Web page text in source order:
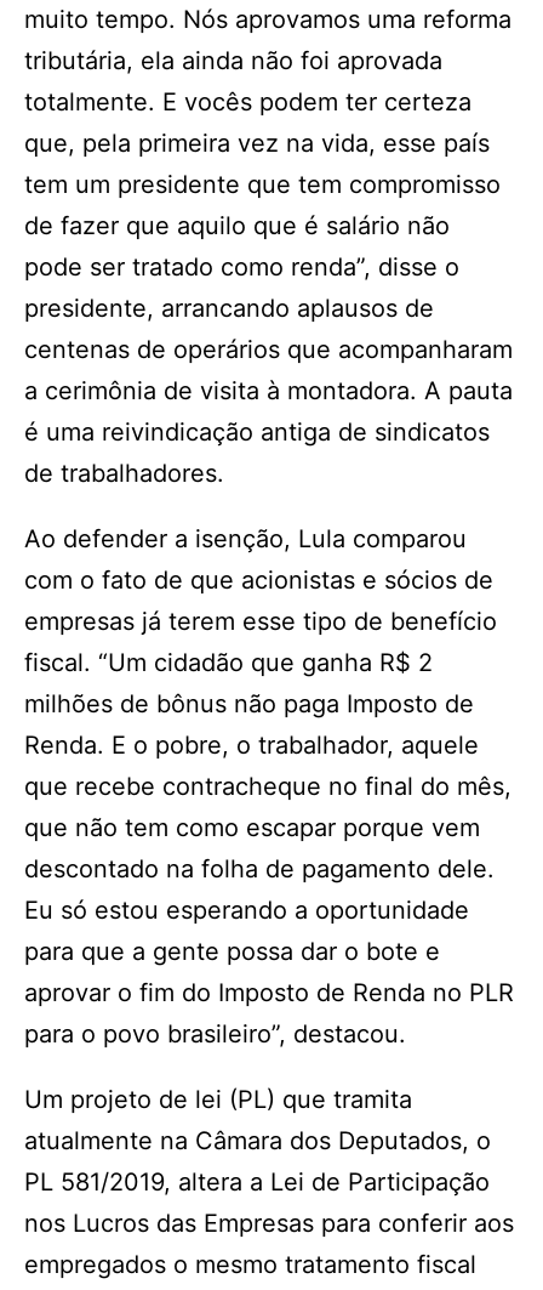
muito tempo. Nós aprovamos uma reforma
tributária, ela ainda não foi aprovada
totalmente. E vocês podem ter certeza
que, pela primeira vez na vida, esse país
tem um presidente que tem compromisso
de fazer que aquilo que é salário não
pode ser tratado como renda”, disse o
presidente, arrancando aplausos de
centenas de operários que acompanharam
a cerimônia de visita à montadora. A pauta
é uma reivindicação antiga de sindicatos
de trabalhadores.
Ao defender a isenção, Lula comparou
com o fato de que acionistas e sócios de
empresas já terem esse tipo de benefício
fiscal. “Um cidadão que ganha R$ 2
milhões de bônus não paga Imposto de
Renda. E o pobre, o trabalhador, aquele
que recebe contracheque no final do mês,
que não tem como escapar porque vem
descontado na folha de pagamento dele.
Eu só estou esperando a oportunidade
para que a gente possa dar o bote e
aprovar o fim do Imposto de Renda no PLR
para o povo brasileiro”, destacou.
Um projeto de lei (PL) que tramita
atualmente na Câmara dos Deputados, o
PL 581/2019, altera a Lei de Participação
nos Lucros das Empresas para conferir aos
empregados o mesmo tratamento fiscal